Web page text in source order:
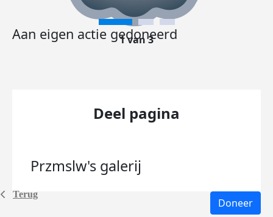
Terug
Aan eigen actie gedoneerd
1 van 3
Deel pagina
Przmslw's galerij
Doneer